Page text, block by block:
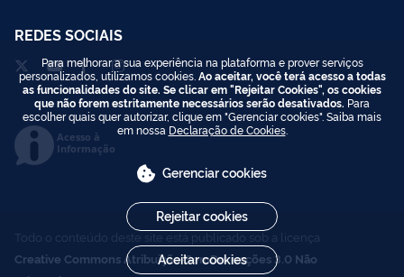
REDES SOCIAIS
Acesso à
Informação
Todo o conteúdo deste site está publicado sob a licença
Creative Commons Atribuição-SemDerivações 3.0 Não
Para melhorar a sua experiência na plataforma e prover serviços
personalizados, utilizamos cookies. Ao aceitar, você terá acesso a todas
as funcionalidades do site. Se clicar em "Rejeitar Cookies", os cookies
que não forem estritamente necessários serão desativados. Para
escolher quais quer autorizar, clique em "Gerenciar cookies". Saiba mais
em nossa Declaração de Cookies.
Gerenciar cookies
Rejeitar cookies
Aceitar cookies